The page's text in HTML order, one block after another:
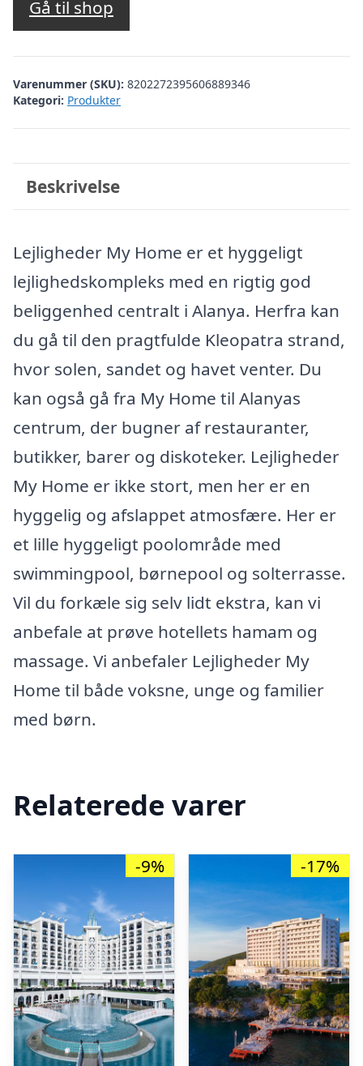
var:
kr. 2.410,49.kr. 1.911,00.
Gå til shop
Varenummer (SKU): 8202272395606889346
Kategori: Produkter
Beskrivelse
Lejligheder My Home er et hyggeligt
lejlighedskompleks med en rigtig god
beliggenhed centralt i Alanya. Herfra kan
du gå til den pragtfulde Kleopatra strand,
hvor solen, sandet og havet venter. Du
kan også gå fra My Home til Alanyas
centrum, der bugner af restauranter,
butikker, barer og diskoteker. Lejligheder
My Home er ikke stort, men her er en
hyggelig og afslappet atmosfære. Her er
et lille hyggeligt poolområde med
swimmingpool, børnepool og solterrasse.
Vil du forkæle sig selv lidt ekstra, kan vi
anbefale at prøve hotellets hamam og
massage. Vi anbefaler Lejligheder My
Home til både voksne, unge og familier
med børn.
Relaterede varer
-9% -17%